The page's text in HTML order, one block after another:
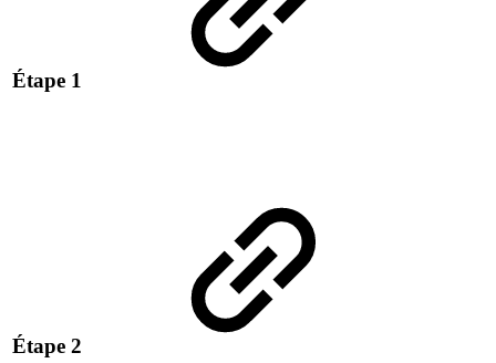
Étape 1
Étape 2